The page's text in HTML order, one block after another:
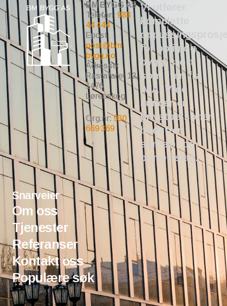
BM BYGG AS
Telefon: 988
44 444
Epost:
post@bm-
bygg.no
Adresse:
Rastafaret 12,
1476
Lørenskog
Org.nr:930
669 369
Vi utfører
komplette
for bolig og
bygg, stort
som liten fra
A-Å. Våre
kunder er
privatpersoner,
bedrifter,
sameier og
borrettslag.
Snarveier
Om oss
Tjenester
Referanser
Kontakt oss
Populære søk